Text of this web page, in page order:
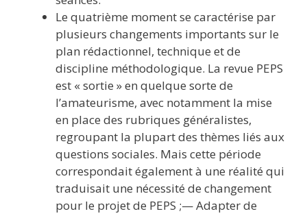
Le quatrième moment se caractérise par
plusieurs changements importants sur le
plan rédactionnel, technique et de
discipline méthodologique. La revue PEPS
est « sortie » en quelque sorte de
l’amateurisme, avec notamment la mise
en place des rubriques généralistes,
regroupant la plupart des thèmes liés aux
questions sociales. Mais cette période
correspondait également à une réalité qui
traduisait une nécessité de changement
pour le projet de PEPS ;— Adapter de